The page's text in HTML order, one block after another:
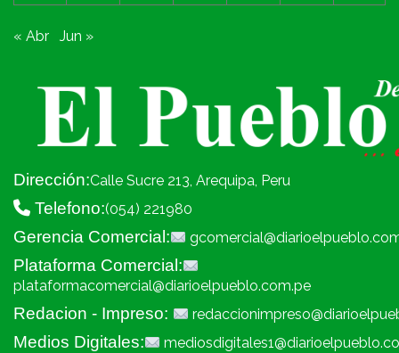
« Abr Jun »
Dirección:Calle Sucre 213, Arequipa, Peru
Telefono:(054) 221980
Gerencia Comercial:
Plataforma Comercial:
plataformacomercial@diarioelpueblo.com.pe
Redacion - Impreso:
Medios Digitales: